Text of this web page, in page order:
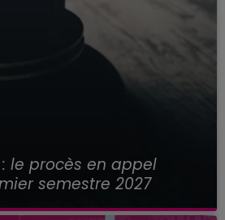
le procès en appel
semestre 2027